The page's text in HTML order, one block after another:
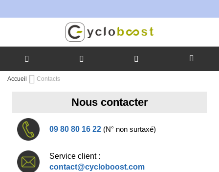
Allez
Accueil Contacts
Nous contacter
09 80 80 16 22 (N° non surtaxé)
Service client :
contact@cycloboost.com